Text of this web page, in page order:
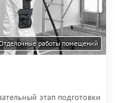
работы помещений
этап подготовки